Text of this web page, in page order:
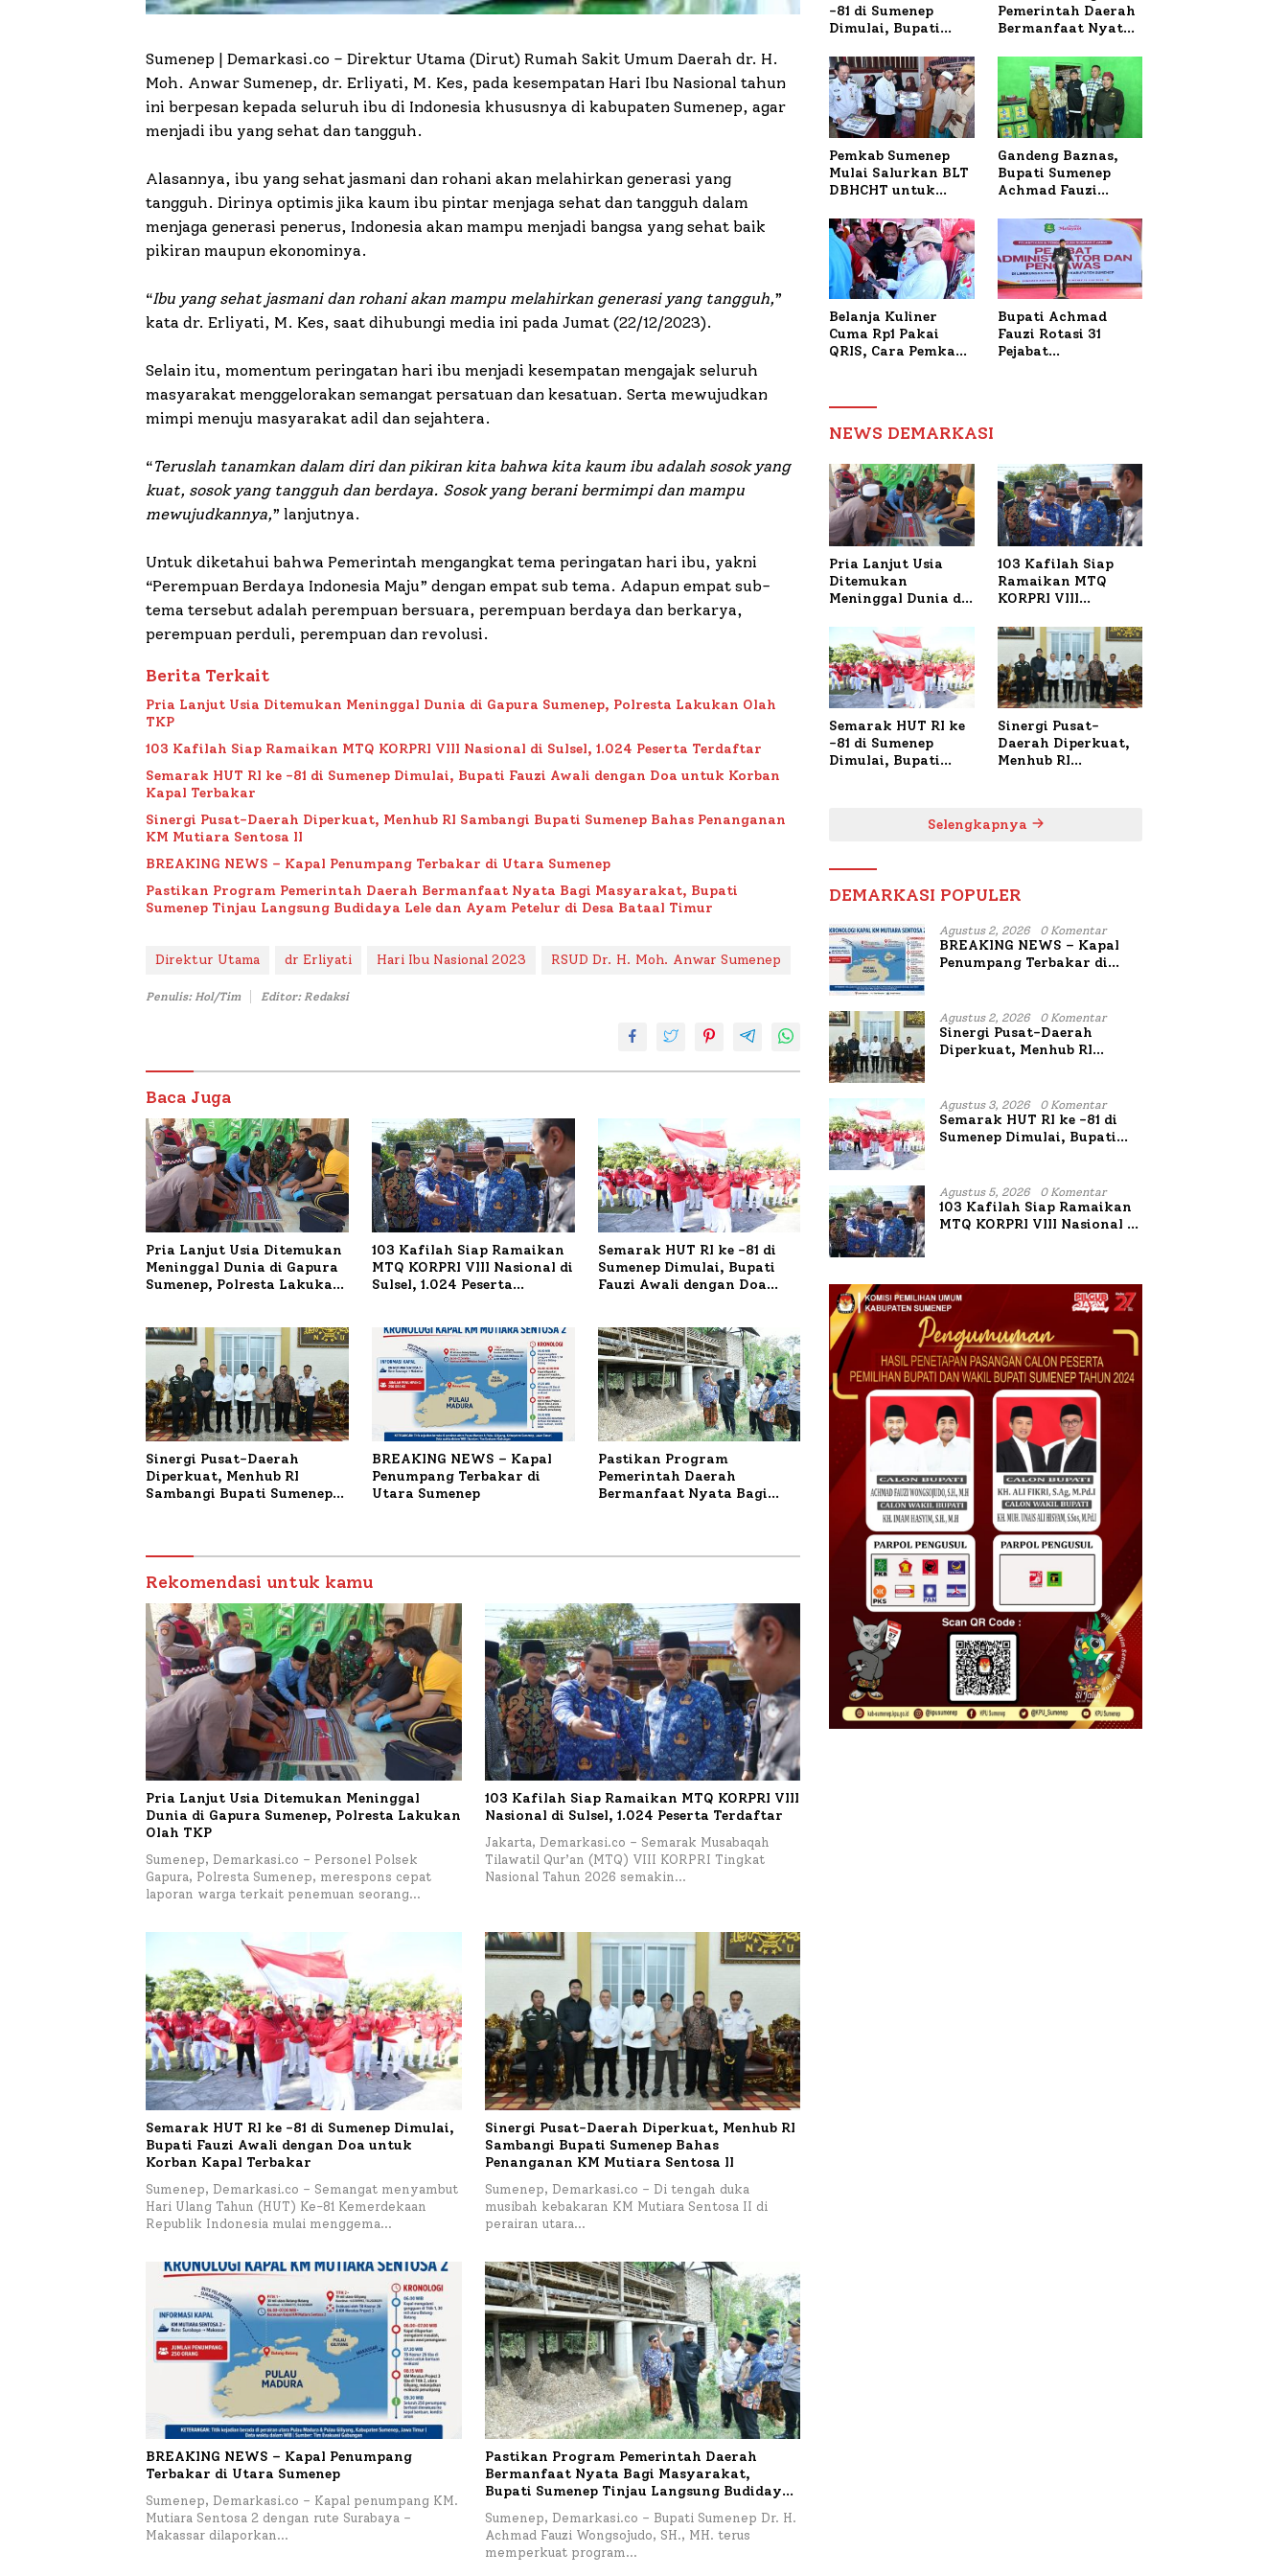
Sumenep | Demarkasi.co – Direktur Utama (Dirut) Rumah Sakit Umum Daerah dr. H.
Moh. Anwar Sumenep, dr. Erliyati, M. Kes, pada kesempatan Hari Ibu Nasional tahun
ini berpesan kepada seluruh ibu di Indonesia khususnya di kabupaten Sumenep, agar
menjadi ibu yang sehat dan tangguh.
Alasannya, ibu yang sehat jasmani dan rohani akan melahirkan generasi yang
tangguh. Dirinya optimis jika kaum ibu pintar menjaga sehat dan tangguh dalam
menjaga generasi penerus, Indonesia akan mampu menjadi bangsa yang sehat baik
pikiran maupun ekonominya.
“Ibu yang sehat jasmani dan rohani akan mampu melahirkan generasi yang tangguh,”
kata dr. Erliyati, M. Kes, saat dihubungi media ini pada Jumat (22/12/2023).
Selain itu, momentum peringatan hari ibu menjadi kesempatan mengajak seluruh
masyarakat menggelorakan semangat persatuan dan kesatuan. Serta mewujudkan
mimpi menuju masyarakat adil dan sejahtera.
“Teruslah tanamkan dalam diri dan pikiran kita bahwa kita kaum ibu adalah sosok yang
kuat, sosok yang tangguh dan berdaya. Sosok yang berani bermimpi dan mampu
mewujudkannya,” lanjutnya.
Untuk diketahui bahwa Pemerintah mengangkat tema peringatan hari ibu, yakni
“Perempuan Berdaya Indonesia Maju” dengan empat sub tema. Adapun empat sub-
tema tersebut adalah perempuan bersuara, perempuan berdaya dan berkarya,
perempuan perduli, perempuan dan revolusi.
Berita Terkait
Pria Lanjut Usia Ditemukan Meninggal Dunia di Gapura Sumenep, Polresta Lakukan Olah
TKP
103 Kafilah Siap Ramaikan MTQ KORPRI VIII Nasional di Sulsel, 1.024 Peserta Terdaftar
Semarak HUT RI ke -81 di Sumenep Dimulai, Bupati Fauzi Awali dengan Doa untuk Korban
Kapal Terbakar
Sinergi Pusat-Daerah Diperkuat, Menhub RI Sambangi Bupati Sumenep Bahas Penanganan
KM Mutiara Sentosa II
BREAKING NEWS – Kapal Penumpang Terbakar di Utara Sumenep
Pastikan Program Pemerintah Daerah Bermanfaat Nyata Bagi Masyarakat, Bupati
Sumenep Tinjau Langsung Budidaya Lele dan Ayam Petelur di Desa Bataal Timur
Direktur Utama dr Erliyati Hari Ibu Nasional 2023 RSUD Dr. H. Moh. Anwar Sumenep
Penulis: Hol/Tim Editor: Redaksi
Baca Juga
Pria Lanjut Usia Ditemukan
Meninggal Dunia di Gapura
Sumenep, Polresta Lakukan
103 Kafilah Siap Ramaikan
MTQ KORPRI VIII Nasional di
Sulsel, 1.024 Peserta
Semarak HUT RI ke -81 di
Sumenep Dimulai, Bupati
Fauzi Awali dengan Doa
Sinergi Pusat-Daerah
Diperkuat, Menhub RI
Sambangi Bupati Sumenep
BREAKING NEWS – Kapal
Penumpang Terbakar di
Utara Sumenep
Pastikan Program
Pemerintah Daerah
Bermanfaat Nyata Bagi
Petelur di Desa Bataal Timur
Rekomendasi untuk kamu
Pria Lanjut Usia Ditemukan Meninggal
Dunia di Gapura Sumenep, Polresta Lakukan
Olah TKP
Sumenep, Demarkasi.co – Personel Polsek
Gapura, Polresta Sumenep, merespons cepat
laporan warga terkait penemuan seorang…
103 Kafilah Siap Ramaikan MTQ KORPRI VIII
Nasional di Sulsel, 1.024 Peserta Terdaftar
Jakarta, Demarkasi.co – Semarak Musabaqah
Tilawatil Qur’an (MTQ) VIII KORPRI Tingkat
Nasional Tahun 2026 semakin…
Semarak HUT RI ke -81 di Sumenep Dimulai,
Bupati Fauzi Awali dengan Doa untuk
Korban Kapal Terbakar
Sumenep, Demarkasi.co – Semangat menyambut
Hari Ulang Tahun (HUT) Ke-81 Kemerdekaan
Republik Indonesia mulai menggema…
Sinergi Pusat-Daerah Diperkuat, Menhub RI
Sambangi Bupati Sumenep Bahas
Penanganan KM Mutiara Sentosa II
Sumenep, Demarkasi.co – Di tengah duka
musibah kebakaran KM Mutiara Sentosa II di
perairan utara…
BREAKING NEWS – Kapal Penumpang
Terbakar di Utara Sumenep
Sumenep, Demarkasi.co – Kapal penumpang KM.
Mutiara Sentosa 2 dengan rute Surabaya –
Makassar dilaporkan…
Pastikan Program Pemerintah Daerah
Bermanfaat Nyata Bagi Masyarakat,
Bupati Sumenep Tinjau Langsung Budidaya
Sumenep, Demarkasi.co – Bupati Sumenep Dr. H.
Achmad Fauzi Wongsojudo, SH., MH. terus
memperkuat program…
-81 di Sumenep
Dimulai, Bupati
Doa untuk Korban
Kapal Terbakar
Pemerintah Daerah
Bermanfaat Nyata
Bupati Sumenep
Tinjau Langsung
Budidaya Lele dan
Ayam Petelur di
Desa Bataal Timur
Pemkab Sumenep
Mulai Salurkan BLT
DBHCHT untuk
Tani Tembakau
Gandeng Baznas,
Bupati Sumenep
Achmad Fauzi
Serahkan Bantuan
Bedah RTLH di Dua
Kecamatan
Belanja Kuliner
Cuma Rp1 Pakai
QRIS, Cara Pemkab
Bupati Achmad
Fauzi Rotasi 31
Pejabat
NEWS DEMARKASI
Pria Lanjut Usia
Ditemukan
Meninggal Dunia di
Polresta Lakukan
Olah TKP
103 Kafilah Siap
Ramaikan MTQ
KORPRI VIII
1.024 Peserta
Terdaftar
Semarak HUT RI ke
-81 di Sumenep
Dimulai, Bupati
Sinergi Pusat-
Daerah Diperkuat,
Menhub RI
Mutiara Sentosa II
Selengkapnya
DEMARKASI POPULER
Agustus 2, 2026 0 Komentar
BREAKING NEWS – Kapal
Penumpang Terbakar di
Agustus 2, 2026 0 Komentar
Sinergi Pusat-Daerah
Diperkuat, Menhub RI
Mutiara Sentosa II
Agustus 3, 2026 0 Komentar
Semarak HUT RI ke -81 di
Sumenep Dimulai, Bupati
Terbakar
Agustus 5, 2026 0 Komentar
103 Kafilah Siap Ramaikan
MTQ KORPRI VIII Nasional di